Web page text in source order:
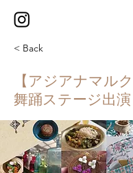
< Back
【アジアナマル
舞踊ステージ出